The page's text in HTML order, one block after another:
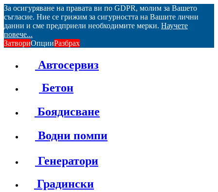
За осигуряване на правата ви по GDPR, молим за Вашето
съгласие. Ние се грижим за сигурността на Вашите лични
данни и сме предприели необходимите мерки. Научете
повече...
ЗатвориОпцииРазбрах
Автосервиз
Бетон
Боядисване
Водни помпи
Генератори
Градински